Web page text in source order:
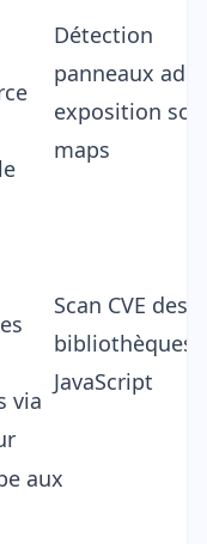
Détection
panneaux
exposition
maps
via
Scan CVE des
bibliothèques
JavaScript
aux